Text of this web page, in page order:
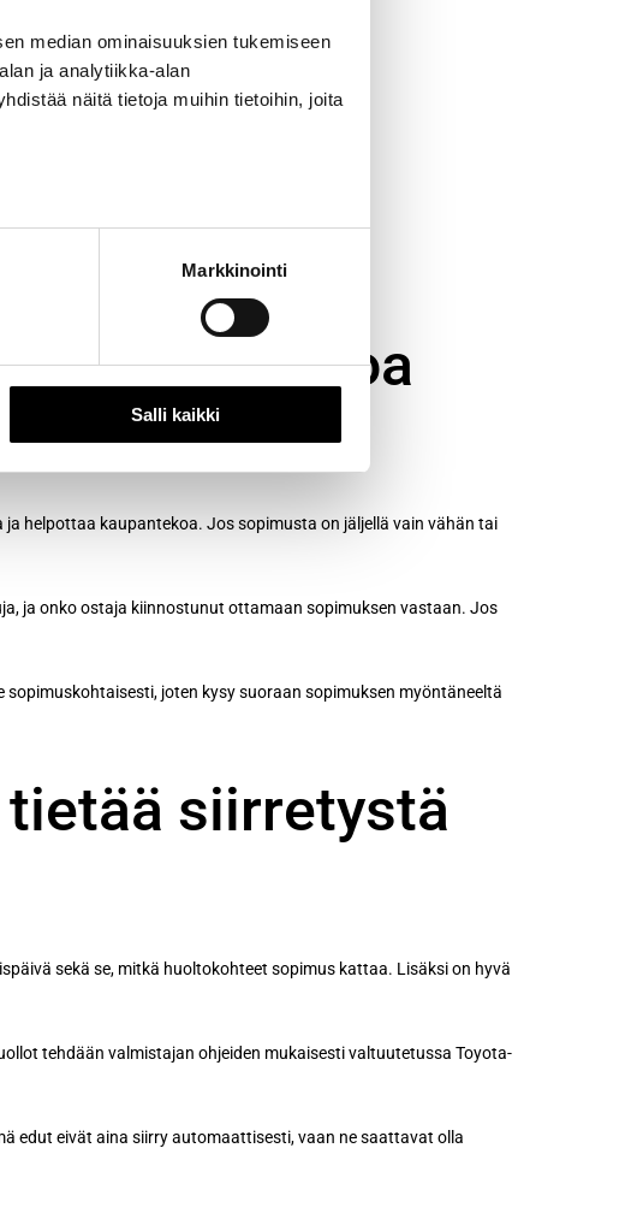
median ominaisuuksien tukemiseen
ja analytiikka-alan
näitä tietoja muihin tietoihin, joita
Markkinointi
Salli kaikki
vai irtisanoa
helpottaa kaupantekoa. Jos sopimusta on jäljellä vain vähän tai
ja onko ostaja kiinnostunut ottamaan sopimuksen vastaan. Jos
joten kysy suoraan sopimuksen myöntäneeltä
siirretystä
sekä se, mitkä huoltokohteet sopimus kattaa. Lisäksi on hyvä
tehdään valmistajan ohjeiden mukaisesti valtuutetussa Toyota-
edut eivät aina siirry automaattisesti, vaan ne saattavat olla